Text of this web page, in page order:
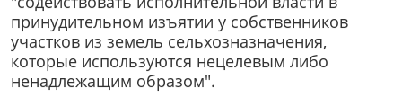
принудительном изъятии у собственников
участков из земель сельхозназначения,
которые используются нецелевым либо
ненадлежащим образом".